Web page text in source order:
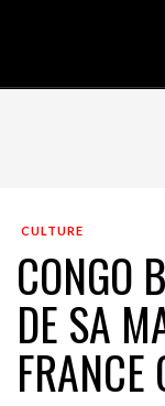
CULTURE
CONGO
DE SA
FRANCE